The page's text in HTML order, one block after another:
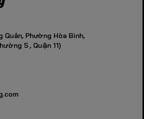
Phường Hòa Bình,
5 , Quận 11)